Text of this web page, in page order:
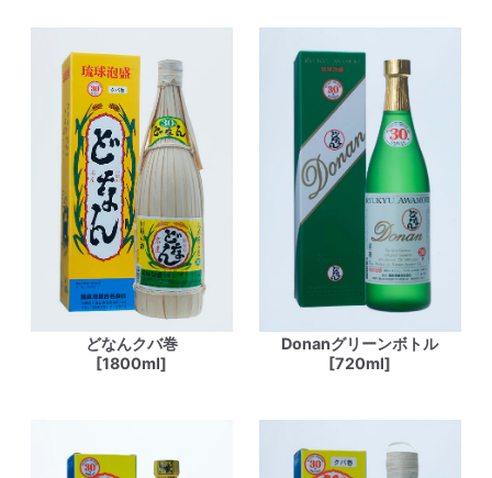
どなんクバ巻
[1800ml]
Donanグリーンボトル
[720ml]